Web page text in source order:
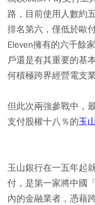
路，目前使用人數約
排名第六，僅低於歐
Eleven擁有的六千餘
戶還是有其重要的基
何積極跨界經營電支
但此次兩強參戰中，
支付股權十八％的玉
玉山銀行在一五年起
付，是第一家將中國
內的金融業者，憑藉